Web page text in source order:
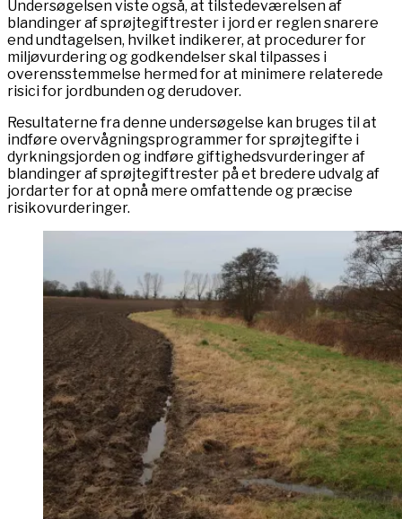
Undersøgelsen viste også, at tilstedeværelsen af ​​
blandinger af sprøjtegiftrester i jord er reglen snarere
end undtagelsen, hvilket indikerer, at procedurer for
miljøvurdering og godkendelser skal tilpasses i
overensstemmelse hermed for at minimere relaterede
risici for jordbunden og derudover.
Resultaterne fra denne undersøgelse kan bruges til at
indføre overvågningsprogrammer for sprøjtegifte i
dyrkningsjorden og indføre giftighedsvurderinger af
blandinger af sprøjtegiftrester på et bredere udvalg af
jordarter for at opnå mere omfattende og præcise
risikovurderinger.